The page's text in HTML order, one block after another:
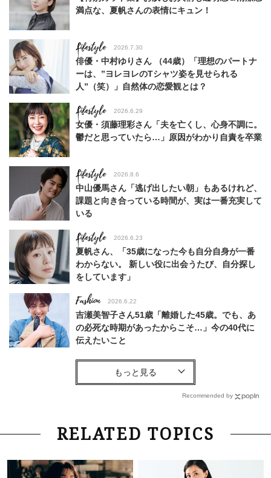
満点な、夏帆さんの表情にキュン！
Lifestyle 2026.7.30
俳優・中村ゆりさん （44歳）「理想のパートナ
ーは、”ヨレヨレのTシャツ姿を見せられる
人”（笑）」自然体の恋愛観とは？
Lifestyle 2026.6.29
女優・須藤理彩さん「夫を亡くし、心身不調に。
鬱だと思っていたら…」原因がわかり自責を卒業
Lifestyle 2026.8.6
中山優馬さん「逃げ出したい朝」もあるけれど、
課題と向き合っている時間が、実は一番充実して
いる
Lifestyle 2026.6.23
夏帆さん、「35歳になった今も自分自身が一番
わからない。 新しい役に出会うたび、自分探し
をしています」
Fashion 2026.6.22
吉瀬美智子さん51歳「離婚した45歳。でも、あ
の必死な時期があったからこそ…」今の40代に
伝えたいこと
Fashion
【40代コンサバ派】白Tシャツは「パール×ゴー
Lifestyle 2026.7.29
「お若いですね」は褒め言葉？“若い＝美しい”と
ーレス連載22】
Recommended by
RELATED TOPICS